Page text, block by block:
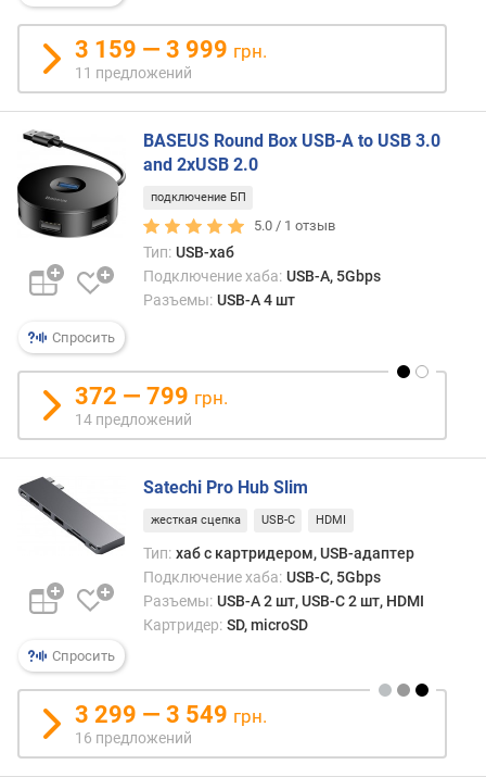
)
3 159 — 3 999 грн.
11 предложений
Спросить
BASEUS Round Box USB-A to USB 3.0
and 2xUSB 2.0
подключение БП
5.0 / 1 отзыв
Тип: USB-хаб
Подключение хаба: USB-A, 5Gbps
Разъемы: USB-A 4 шт
372 — 799 грн.
14 предложений
Спросить
Satechi Pro Hub Slim
жесткая сцепка USB-C HDMI
Тип: хаб с картридером, USB-адаптер
Подключение хаба: USB-C, 5Gbps
Разъемы: USB-A 2 шт, USB-C 2 шт, HDMI
Картридер: SD, microSD
3 299 — 3 549 грн.
16 предложений